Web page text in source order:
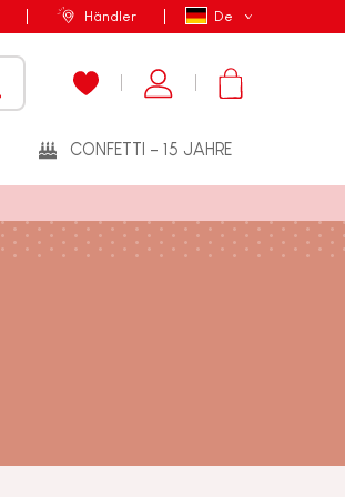
De
Händler
CONFETTI - 15 JAHRE